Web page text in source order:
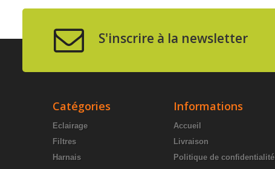
S'inscrire à la newsletter
Catégories
Eclairage
Filtres
Harnais
Informations
Accueil
Livraison
Politique de confidentialité